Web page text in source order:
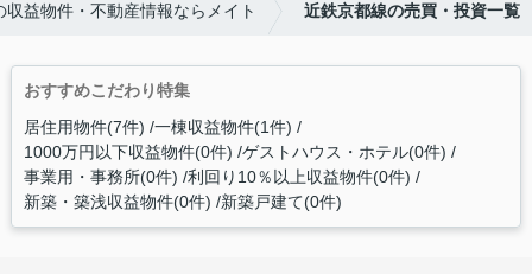
収益物件・不動産情報ならメイト 近鉄京都線の売買・投資一覧
おすすめこだわり特集
居住用物件(7件) 一棟収益物件(1件)
1000万円以下収益物件(0件) ゲストハウス・ホテル(0件)
事業用・事務所(0件) 利回り10％以上収益物件(0件)
新築・築浅収益物件(0件) 新築戸建て(0件)